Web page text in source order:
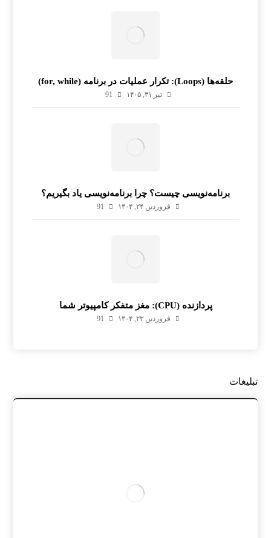
حلقه‌ها (Loops): تکرار عملیات در برنامه (for, while)
تیر ۳۱, ۱۴۰۵ 91
برنامه‌نویسی چیست؟ چرا برنامه‌نویسی یاد بگیریم؟
فروردین ۲۴, ۱۴۰۴ 91
پردازنده (CPU): مغز متفکر کامپیوتر شما
فروردین ۲۳, ۱۴۰۴ 91
تبلیغات